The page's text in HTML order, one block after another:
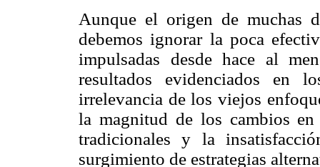
Aunque el origen de muchas
debemos ignorar la poca
impulsadas desde hace al
resultados evidenciados en
irrelevancia de los viejos
la magnitud de los cambios en
tradicionales y la
surgimiento de estrategias